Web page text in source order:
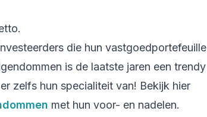
die hun vastgoedportefeuille
is de laatste jaren een trendy
zelfs hun specialiteit van! Bekijk hier
met hun voor- en nadelen.